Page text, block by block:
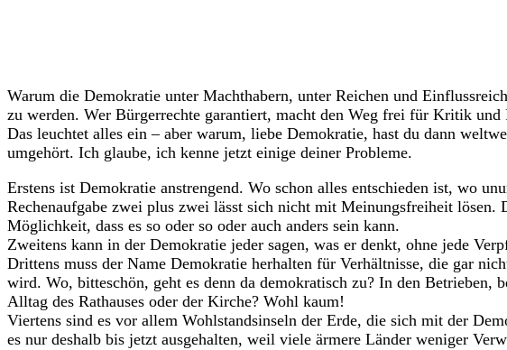
Warum die Demokratie unter Machthabern, unter Reichen und
zu werden. Wer Bürgerrechte garantiert, macht den Weg frei für Kritik
Das leuchtet alles ein – aber warum, liebe Demokratie, hast du dann
umgehört. Ich glaube, ich kenne jetzt einige deiner Probleme.
Erstens ist Demokratie anstrengend. Wo schon alles entschieden ist, wo
Rechenaufgabe zwei plus zwei lässt sich nicht mit Meinungsfreiheit
Möglichkeit, dass es so oder so oder auch anders sein kann.
Zweitens kann in der Demokratie jeder sagen, was er denkt, ohne jede
Drittens muss der Name Demokratie herhalten für Verhältnisse, die gar
wird. Wo, bitteschön, geht es denn da demokratisch zu? In den
Alltag des Rathauses oder der Kirche? Wohl kaum!
Viertens sind es vor allem Wohlstandsinseln der Erde, die sich mit der
es nur deshalb bis jetzt ausgehalten, weil viele ärmere Länder weniger